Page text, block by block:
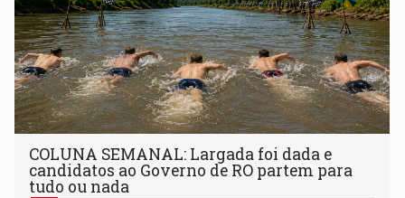
COLUNA SEMANAL: Largada foi dada e
candidatos ao Governo de RO partem para
tudo ou nada